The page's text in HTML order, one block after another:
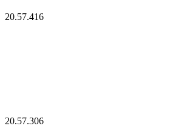
20.57.416
20.57.306